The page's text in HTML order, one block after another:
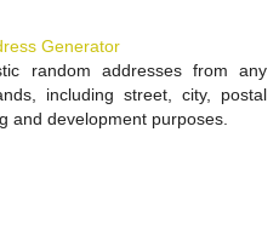
Generator
random addresses from any
including street, city, postal
and development purposes.